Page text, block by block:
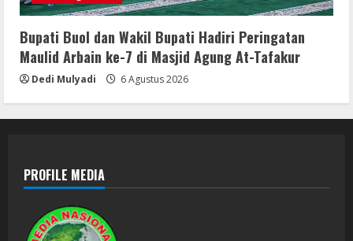
Bupati Buol dan Wakil Bupati Hadiri Peringatan
Maulid Arbain ke-7 di Masjid Agung At-Tafakur
Dedi Mulyadi 6 Agustus 2026
PROFILE MEDIA